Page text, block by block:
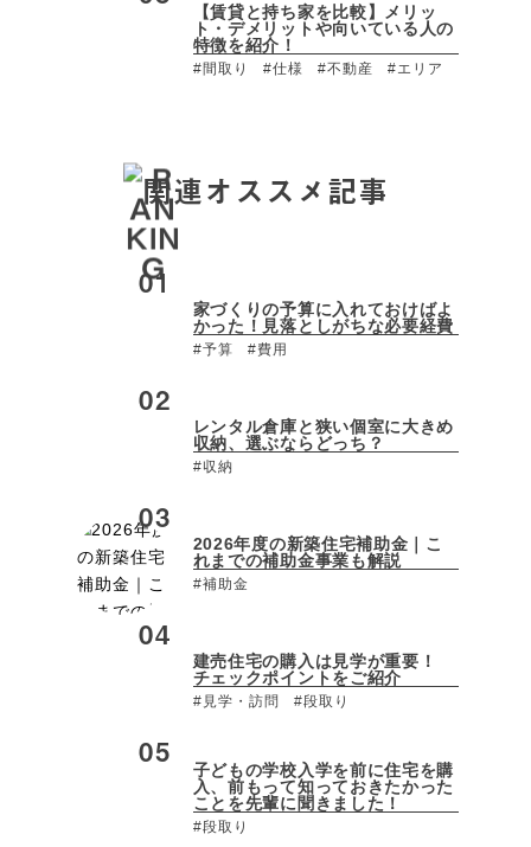
【賃貸と持ち家を比較】メリッ
ト・デメリットや向いている人の
特徴を紹介！
#間取り #仕様 #不動産 #エリア
関連オススメ記事
家づくりの予算に入れておけばよ
かった！見落としがちな必要経費
#予算 #費用
レンタル倉庫と狭い個室に大きめ
収納、選ぶならどっち？
#収納
2026年度の新築住宅補助金｜こ
れまでの補助金事業も解説
#補助金
建売住宅の購入は見学が重要！
チェックポイントをご紹介
#見学・訪問 #段取り
子どもの学校入学を前に住宅を購
入、前もって知っておきたかった
ことを先輩に聞きました！
#段取り